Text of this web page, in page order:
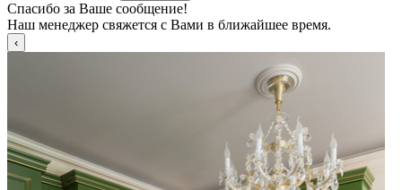
Спасибо за Ваше сообщение!
Наш менеджер свяжется с Вами в ближайшее время.